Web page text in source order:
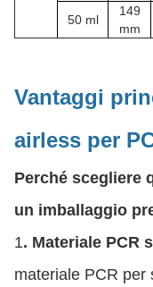
50 ml
149
mm
Vantaggi
airless per
Perché scegliere
un imballaggio
1. Materiale PCR
materiale PCR per